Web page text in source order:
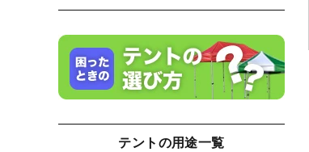
テントの用途一覧